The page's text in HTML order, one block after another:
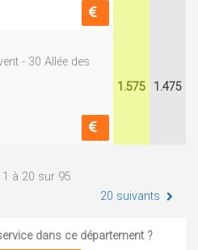
- 30 Allée des
1.575 1.475
à 20 sur 95
20 suivants
dans ce département ?